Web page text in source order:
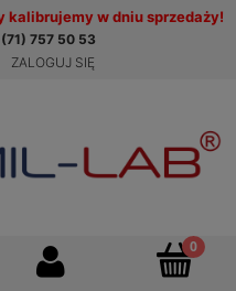
kalibrujemy w dniu sprzedaży!
(71) 757 50 53
ZALOGUJ SIĘ